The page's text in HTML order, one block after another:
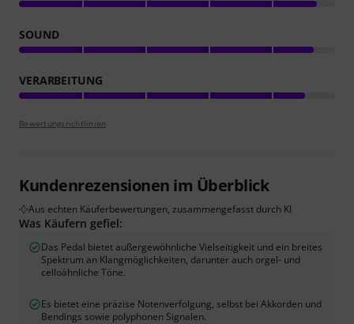
SOUND
VERARBEITUNG
Bewertungsrichtlinien
Kundenrezensionen im Überblick
Aus echten Käuferbewertungen, zusammengefasst durch KI
Was Käufern gefiel:
Das Pedal bietet außergewöhnliche Vielseitigkeit und ein breites
Spektrum an Klangmöglichkeiten, darunter auch orgel- und
celloähnliche Töne.
Es bietet eine präzise Notenverfolgung, selbst bei Akkorden und
Bendings sowie polyphonen Signalen.